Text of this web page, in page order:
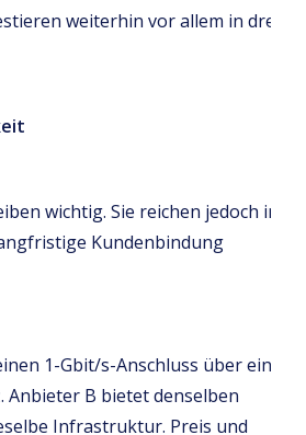
weiterhin vor allem in drei
wichtig. Sie reichen jedoch
Kundenbindung
1-Gbit/s-Anschluss über ein
Anbieter B bietet denselben
Infrastruktur. Preis und